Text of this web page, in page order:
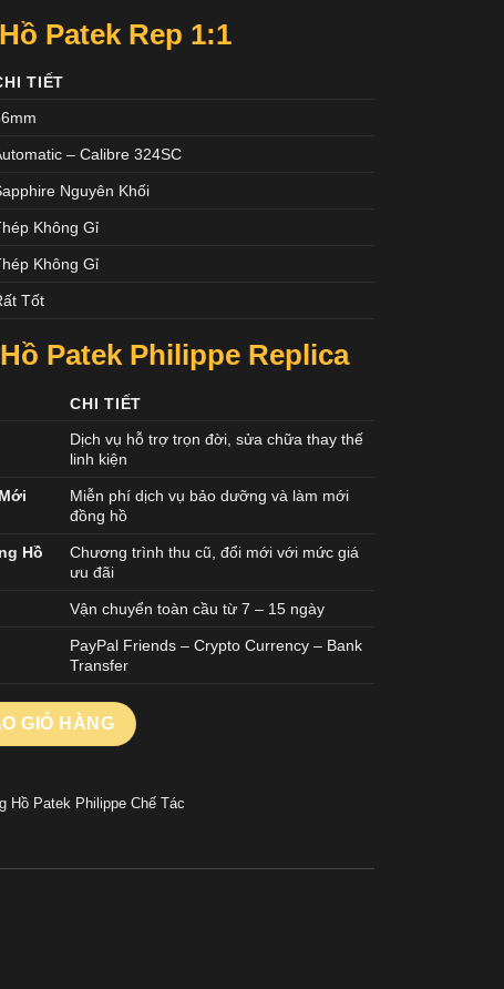
Patek Rep 1:1
TIẾT
– Calibre 324SC
Nguyên Khối
Không Gỉ
Không Gỉ
Tốt
Patek Philippe Replica
CHI TIẾT
Dịch vụ hỗ trợ trọn đời, sửa chữa thay thế
linh kiện
Miễn phí dịch vụ bảo dưỡng và làm mới
đồng hồ
Hồ
Chương trình thu cũ, đổi mới với mức giá
ưu đãi
Vận chuyển toàn cầu từ 7 – 15 ngày
PayPal Friends – Crypto Currency – Bank
Transfer
4 7300 REPLICA 11 MẠ VÀNG HỒNG ĐÍNH FULL ĐÁ 36MM
GIỎ HÀNG
Hồ Patek Philippe Chế Tác